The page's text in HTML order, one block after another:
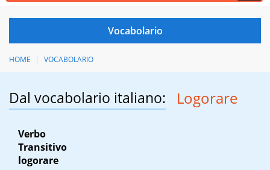
HOME VOCABOLARIO
Dal vocabolario italiano: Logorare
Verbo
Transitivo
logorare